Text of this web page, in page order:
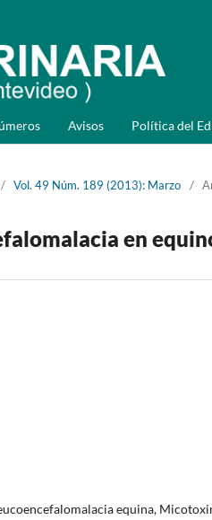
Avisos Política del
/ Vol. 49 Núm. 189 (2013): Marzo /
en
equina,